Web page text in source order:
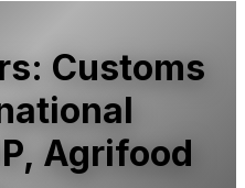
Customs
Agrifood